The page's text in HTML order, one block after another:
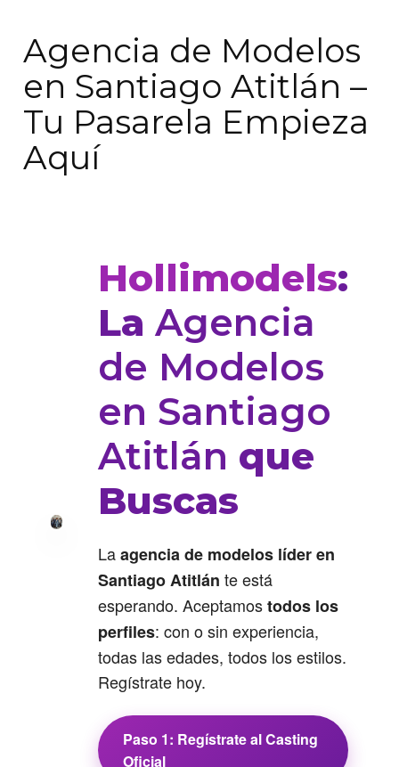
Agencia de Modelos
en Santiago Atitlán –
Tu Pasarela Empieza
Aquí
Hollimodels:
LaAgencia
de Modelos
en Santiago
Atitlán que
Buscas
Laagencia de modelos líder en
Santiago Atitlán te está
esperando. Aceptamostodos los
perfiles: con o sin experiencia,
todas las edades, todos los estilos.
Regístrate hoy.
Paso 1: Regístrate al Casting
Oficial